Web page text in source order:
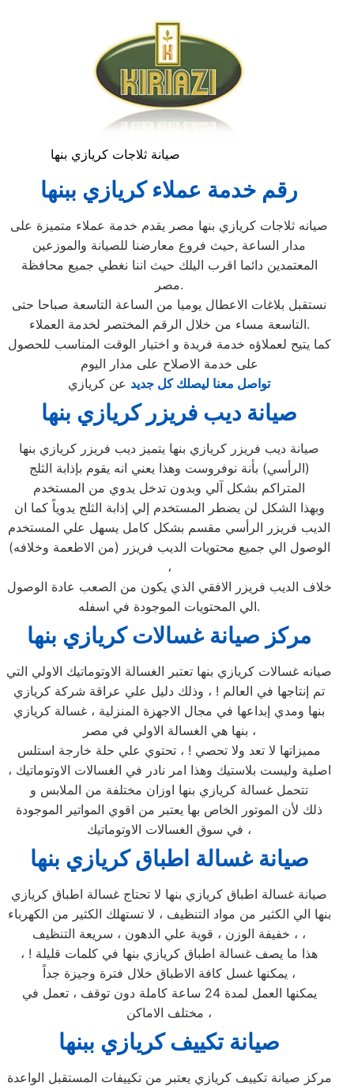
صيانة ثلاجات كريازي بنها
رقم خدمة عملاء كريازي ببنها
صيانه ثلاجات كريازي بنها مصر يقدم خدمة عملاء متميزة على
مدار الساعة ,حيث فروع معارضنا للصيانة والموزعين
المعتمدين دائما اقرب اليلك حيث اننا نغطي جميع محافظة
مصر.
نستقبل بلاغات الاعطال يوميا من الساعة التاسعة صباحا حتى
التاسعة مساء من خلال الرقم المختصر لخدمة العملاء.
كما يتيح لعملاؤه خدمة فريدة و اختيار الوقت المناسب للحصول
على خدمة الاصلاح على مدار اليوم
تواصل معنا ليصلك كل جديد عن كريازي
صيانة ديب فريزر كريازي بنها
صيانة ديب فريزر كريازي بنها يتميز ديب فريزر كريازي بنها
(الرأسي) بأنة نوفروست وهذا يعني انه يقوم بإذابة الثلج
المتراكم بشكل آلي وبدون تدخل يدوي من المستخدم
وبهذا الشكل لن يضطر المستخدم إلي إذابة الثلج يدوياً كما ان
الديب فريزر الرأسي مقسم بشكل كامل يسهل علي المستخدم
الوصول الي جميع محتويات الديب فريزر (من الاطعمة وخلافه)
،
خلاف الديب فريزر الافقي الذي يكون من الصعب عادة الوصول
الي المحتويات الموجودة في اسفله.
مركز صيانة غسالات كريازي بنها
صيانه غسالات كريازي بنها تعتبر الغسالة الاوتوماتيك الاولي التي
تم إنتاجها في العالم ! ، وذلك دليل علي عراقة شركة كريازي
بنها ومدي إبداعها في مجال الاجهزة المنزلية ، غسالة كريازي
بنها هي الغسالة الاولي في مصر ،
مميزاتها لا تعد ولا تحصي ! ، تحتوي علي حلة خارجة استلس
اصلية وليست بلاستيك وهذا امر نادر في الغسالات الاوتوماتيك ،
تتحمل غسالة كريازي بنها اوزان مختلفة من الملابس و
ذلك لأن الموتور الخاص بها يعتبر من اقوي المواتير الموجودة
في سوق الغسالات الاوتوماتيك ،
صيانة غسالة اطباق كريازي بنها
صيانة غسالة اطباق كريازي بنها لا تحتاج غسالة اطباق كريازي
بنها الي الكثير من مواد التنظيف ، لا تستهلك الكثير من الكهرباء
، خفيفة الوزن ، قوية علي الدهون ، سريعة التنظيف ،
هذا ما يصف غسالة اطباق كريازي بنها في كلمات قليلة ! ،
يمكنها غسل كافة الاطباق خلال فترة وجيزة جداً ،
يمكنها العمل لمدة 24 ساعة كاملة دون توقف ، تعمل في
مختلف الاماكن ،
صيانة تكييف كريازي ببنها
مركز صيانة تكييف كريازي يعتبر من تكييفات المستقبل الواعدة